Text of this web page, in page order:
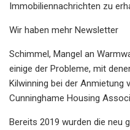
Immobiliennachrichten zu
Wir haben mehr Newsletter
Schimmel, Mangel an
einige der Probleme, mit
Kilwinning bei der Anmietung
Cunninghame Housing
Bereits 2019 wurden die neu